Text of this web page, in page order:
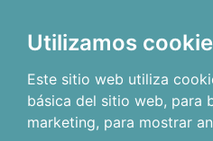
Utilizamos
Este sitio web utiliza
básica del sitio web, para
marketing, para mostrar